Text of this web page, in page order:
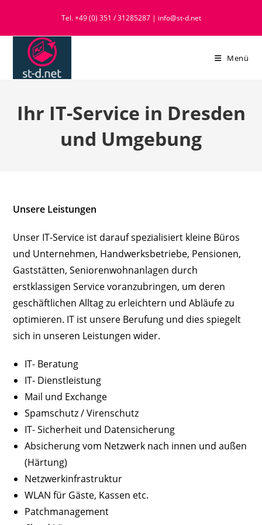
springen
Tel. +49 (0) 351 / 31285287 | info@st-d.net
Menü
Ihr IT-Service in Dresden
und Umgebung
Unsere Leistungen
Unser IT-Service ist darauf spezialisiert kleine Büros
und Unternehmen, Handwerksbetriebe, Pensionen,
Gaststätten, Seniorenwohnanlagen durch
erstklassigen Service voranzubringen, um deren
geschäftlichen Alltag zu erleichtern und Abläufe zu
optimieren. IT ist unsere Berufung und dies spiegelt
sich in unseren Leistungen wider.
IT- Beratung
IT- Dienstleistung
Mail und Exchange
Spamschutz / Virenschutz
IT- Sicherheit und Datensicherung
Absicherung vom Netzwerk nach innen und außen
(Härtung)
Netzwerkinfrastruktur
WLAN für Gäste, Kassen etc.
Patchmanagement